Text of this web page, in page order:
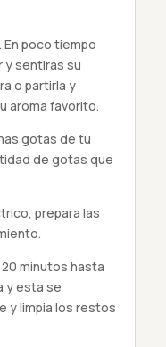
poco tiempo
y sentirás su
o partirla y
aroma favorito.
gotas de tu
de gotas que
prepara las
minutos hasta
y esta se
y limpia los restos